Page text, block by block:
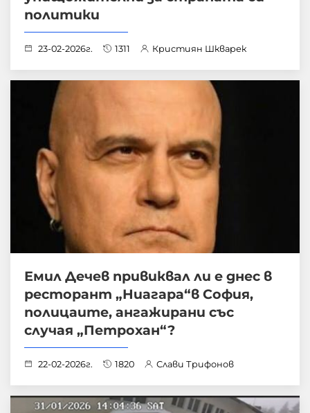
политики
23-02-2026г. 1311 Кристиян Шкварек
Емил Дечев привиквал ли е днес в
ресторант „Ниагара“в София,
полицаите, ангажирани със
случая „Петрохан“?
22-02-2026г. 1820 Слави Трифонов